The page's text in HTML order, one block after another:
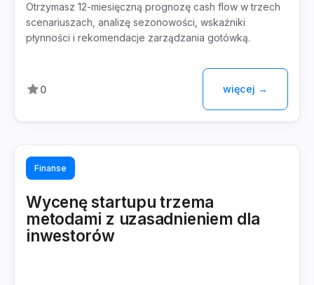
Otrzymasz 12-miesięczną prognozę cash flow w trzech
scenariuszach, analizę sezonowości, wskaźniki
płynności i rekomendacje zarządzania gotówką.
0 więcej →
Finanse
Wycenę startupu trzema
metodami z uzasadnieniem dla
inwestorów